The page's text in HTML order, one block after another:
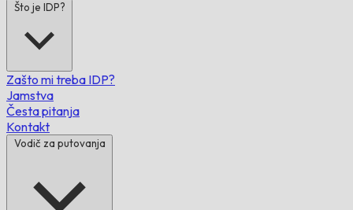
Što je IDP?
Zašto mi treba IDP?
Jamstva
Česta pitanja
Kontakt
Vodič za putovanja